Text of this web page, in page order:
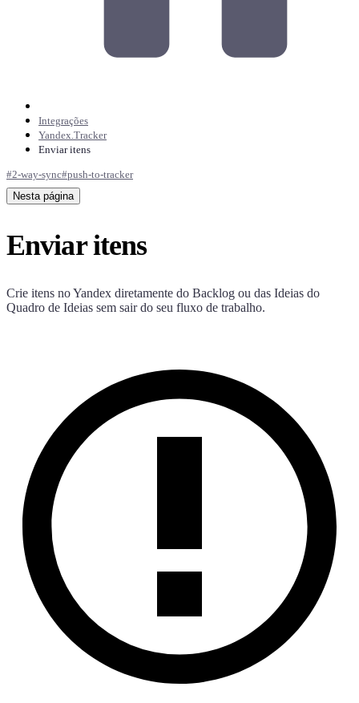
Integrações
Yandex.Tracker
Enviar itens
#2-way-sync#push-to-tracker
Nesta página
Enviar itens
Crie itens no Yandex diretamente do Backlog ou das Ideias do
Quadro de Ideias sem sair do seu fluxo de trabalho.